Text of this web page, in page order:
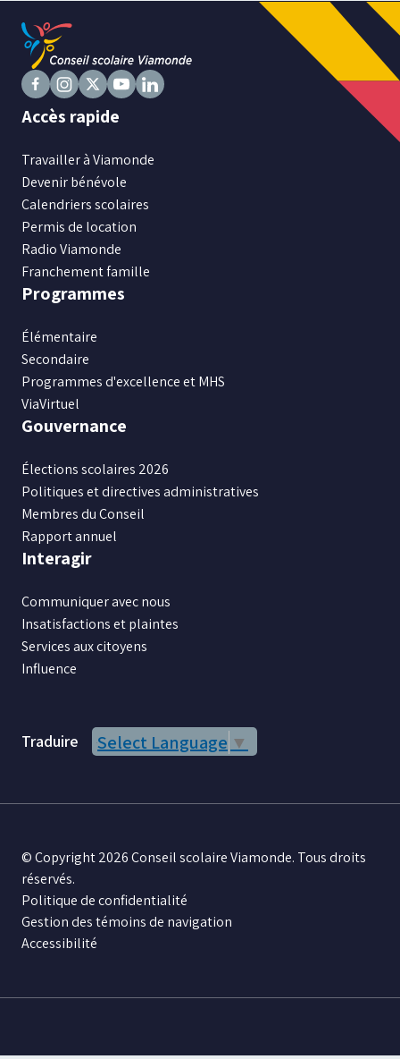
Suivez
sur
Facebook
Suivez
sur
Instagram
Suivez
nous
sur
X
Suivez
sur
Accès rapide
Travailler à Viamonde
Devenir bénévole
Calendriers scolaires
Permis de location
Radio Viamonde
Franchement famille
Programmes
Élémentaire
Secondaire
Programmes d'excellence et MHS
ViaVirtuel
Gouvernance
Élections scolaires 2026
Politiques et directives administratives
Membres du Conseil
Rapport annuel
Interagir
Communiquer avec nous
Insatisfactions et plaintes
Services aux citoyens
Influence
Traduire Select Language ▼
© Copyright 2026 Conseil scolaire Viamonde. Tous droits
réservés.
Politique de confidentialité
Gestion des témoins de navigation
Accessibilité